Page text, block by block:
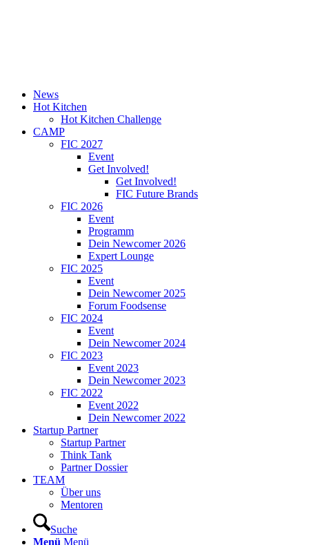
News
Hot Kitchen
Hot Kitchen Challenge
CAMP
FIC 2027
Event
Get Involved!
Get Involved!
FIC Future Brands
FIC 2026
Event
Programm
Dein Newcomer 2026
Expert Lounge
FIC 2025
Event
Dein Newcomer 2025
Forum Foodsense
FIC 2024
Event
Dein Newcomer 2024
FIC 2023
Event 2023
Dein Newcomer 2023
FIC 2022
Event 2022
Dein Newcomer 2022
Startup Partner
Startup Partner
Think Tank
Partner Dossier
TEAM
Über uns
Mentoren
Suche
Menü Menü